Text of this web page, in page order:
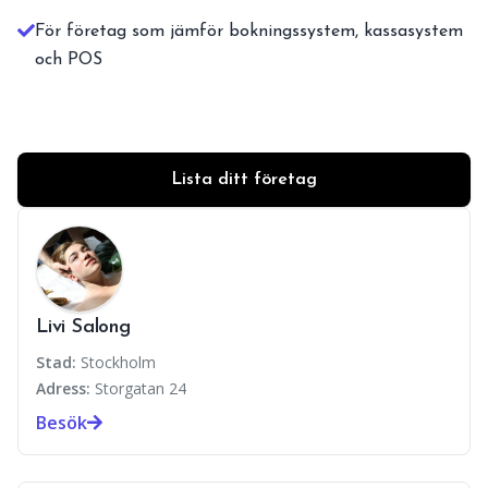
För företag som jämför bokningssystem, kassasystem
och POS
Lista ditt företag
Livi Salong
Stad: Stockholm
Adress: Storgatan 24
Besök